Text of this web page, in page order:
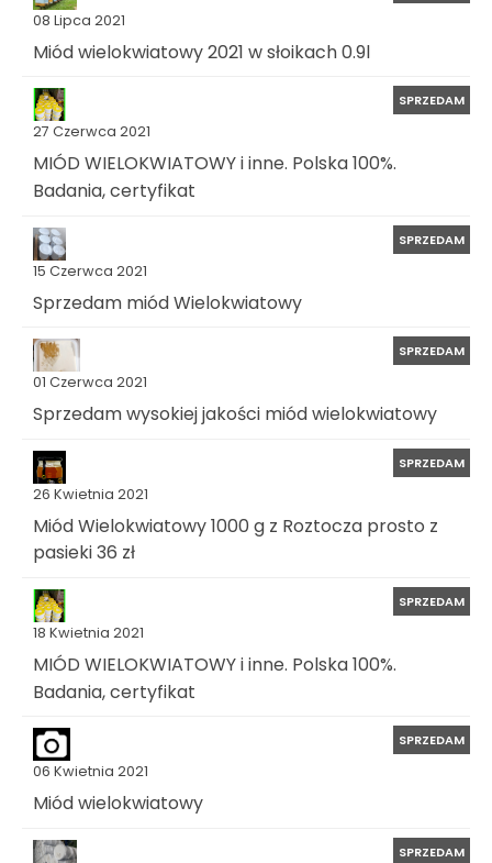
08 Lipca 2021
Miód wielokwiatowy 2021 w słoikach 0.9l
27 Czerwca 2021
SPRZEDAM
MIÓD WIELOKWIATOWY i inne. Polska 100%.
Badania, certyfikat
15 Czerwca 2021
SPRZEDAM
Sprzedam miód Wielokwiatowy
01 Czerwca 2021
SPRZEDAM
Sprzedam wysokiej jakości miód wielokwiatowy
26 Kwietnia 2021
SPRZEDAM
Miód Wielokwiatowy 1000 g z Roztocza prosto z
pasieki 36 zł
18 Kwietnia 2021
SPRZEDAM
MIÓD WIELOKWIATOWY i inne. Polska 100%.
Badania, certyfikat
06 Kwietnia 2021
SPRZEDAM
Miód wielokwiatowy
SPRZEDAM